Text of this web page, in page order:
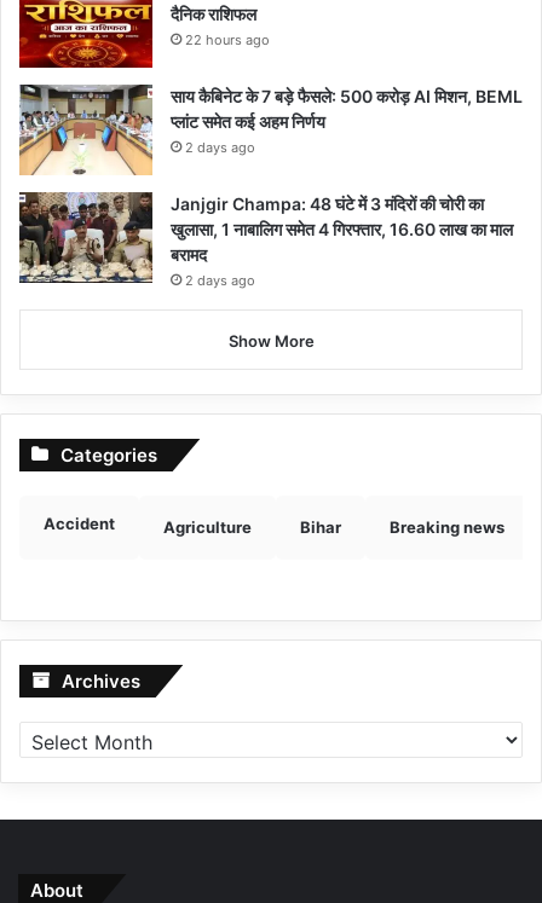
दैनिक राशिफल
22 hours ago
साय कैबिनेट के 7 बड़े फैसले: 500 करोड़ AI मिशन, BEML
प्लांट समेत कई अहम निर्णय
2 days ago
Janjgir Champa: 48 घंटे में 3 मंदिरों की चोरी का
खुलासा, 1 नाबालिग समेत 4 गिरफ्तार, 16.60 लाख का माल
बरामद
2 days ago
Show More
Categories
Accident Agriculture Bihar Breaking news
Archives Archives
About